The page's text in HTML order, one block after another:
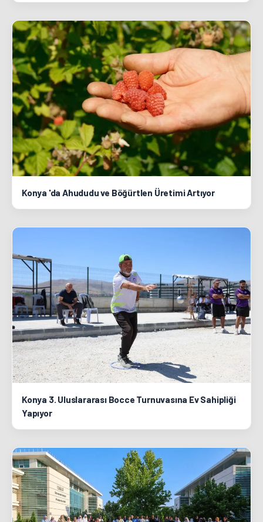
Konya 'da Ahududu ve Böğürtlen Üretimi Artıyor
Konya 3. Uluslararası Bocce Turnuvasına Ev Sahipliği
Yapıyor